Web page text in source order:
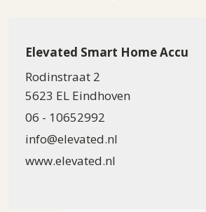
Elevated Smart Home Accu
Rodinstraat 2
5623 EL Eindhoven
06 - 10652992
info@elevated.nl
www.elevated.nl